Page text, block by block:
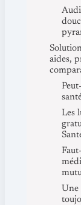
aides,
Les
Une